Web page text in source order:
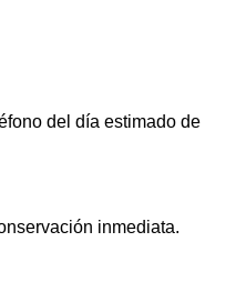
del día estimado de
inmediata.